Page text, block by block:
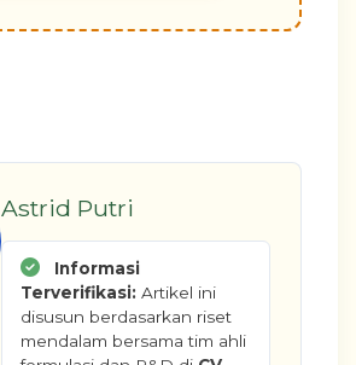
Astrid Putri
Informasi
Terverifikasi: Artikel ini
disusun berdasarkan riset
mendalam bersama tim ahli